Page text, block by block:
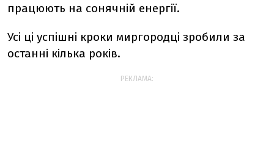
працюють на сонячній енергії.
Усі ці успішні кроки миргородці зробили за
останні кілька років.
РЕКЛАМА: